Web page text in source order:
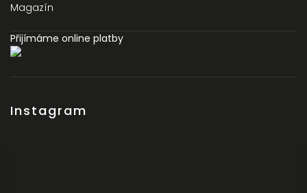
Magazín
Přijímáme online platby
Instagram